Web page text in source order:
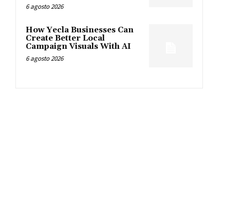
6 agosto 2026
How Yecla Businesses Can
Create Better Local
Campaign Visuals With AI
6 agosto 2026